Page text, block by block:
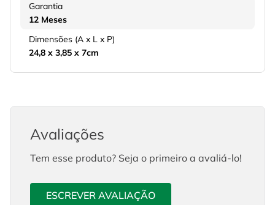
Garantia
12 Meses
Dimensões (A x L x P)
24,8 x 3,85 x 7cm
Avaliações
Tem esse produto? Seja o primeiro a avaliá-lo!
ESCREVER AVALIAÇÃO